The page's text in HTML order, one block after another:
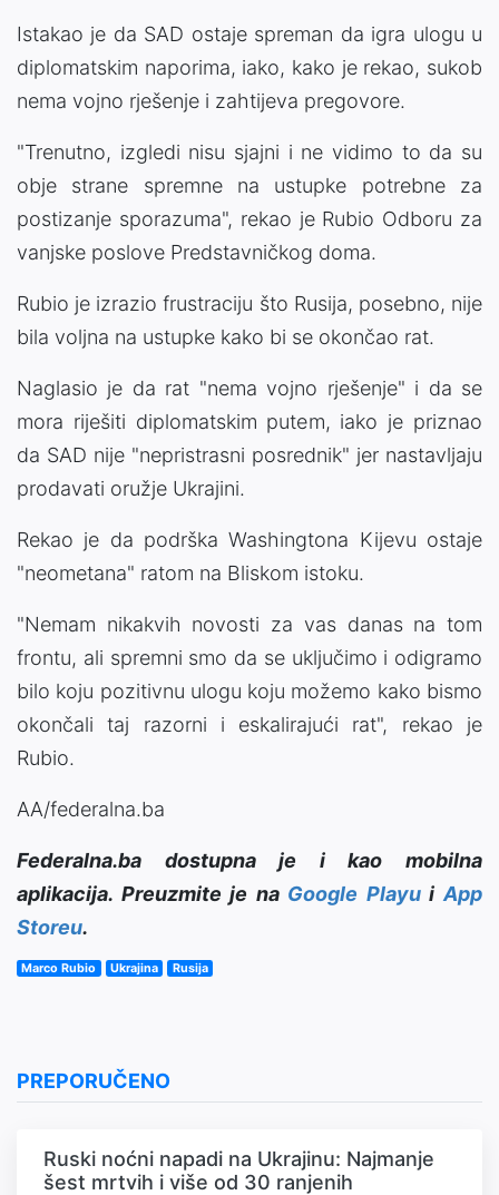
Istakao je da SAD ostaje spreman da igra ulogu u
diplomatskim naporima, iako, kako je rekao, sukob
nema vojno rješenje i zahtijeva pregovore.
"Trenutno, izgledi nisu sjajni i ne vidimo to da su
obje strane spremne na ustupke potrebne za
postizanje sporazuma", rekao je Rubio Odboru za
vanjske poslove Predstavničkog doma.
Rubio je izrazio frustraciju što Rusija, posebno, nije
bila voljna na ustupke kako bi se okončao rat.
Naglasio je da rat "nema vojno rješenje" i da se
mora riješiti diplomatskim putem, iako je priznao
da SAD nije "nepristrasni posrednik" jer nastavljaju
prodavati oružje Ukrajini.
Rekao je da podrška Washingtona Kijevu ostaje
"neometana" ratom na Bliskom istoku.
"Nemam nikakvih novosti za vas danas na tom
frontu, ali spremni smo da se uključimo i odigramo
bilo koju pozitivnu ulogu koju možemo kako bismo
okončali taj razorni i eskalirajući rat", rekao je
Rubio.
AA/federalna.ba
Federalna.ba dostupna je i kao mobilna
aplikacija. Preuzmite je na Google PlayuiApp
Storeu.
Marco Rubio Ukrajina Rusija
PREPORUČENO
Ruski noćni napadi na Ukrajinu: Najmanje
šest mrtvih i više od 30 ranjenih